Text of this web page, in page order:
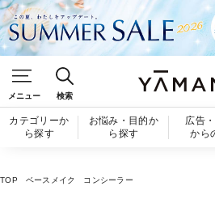
メニュー 検索
カテゴリーか
ら探す
お悩み・目的か
ら探す
広告
から
TOP ベースメイク コンシーラー